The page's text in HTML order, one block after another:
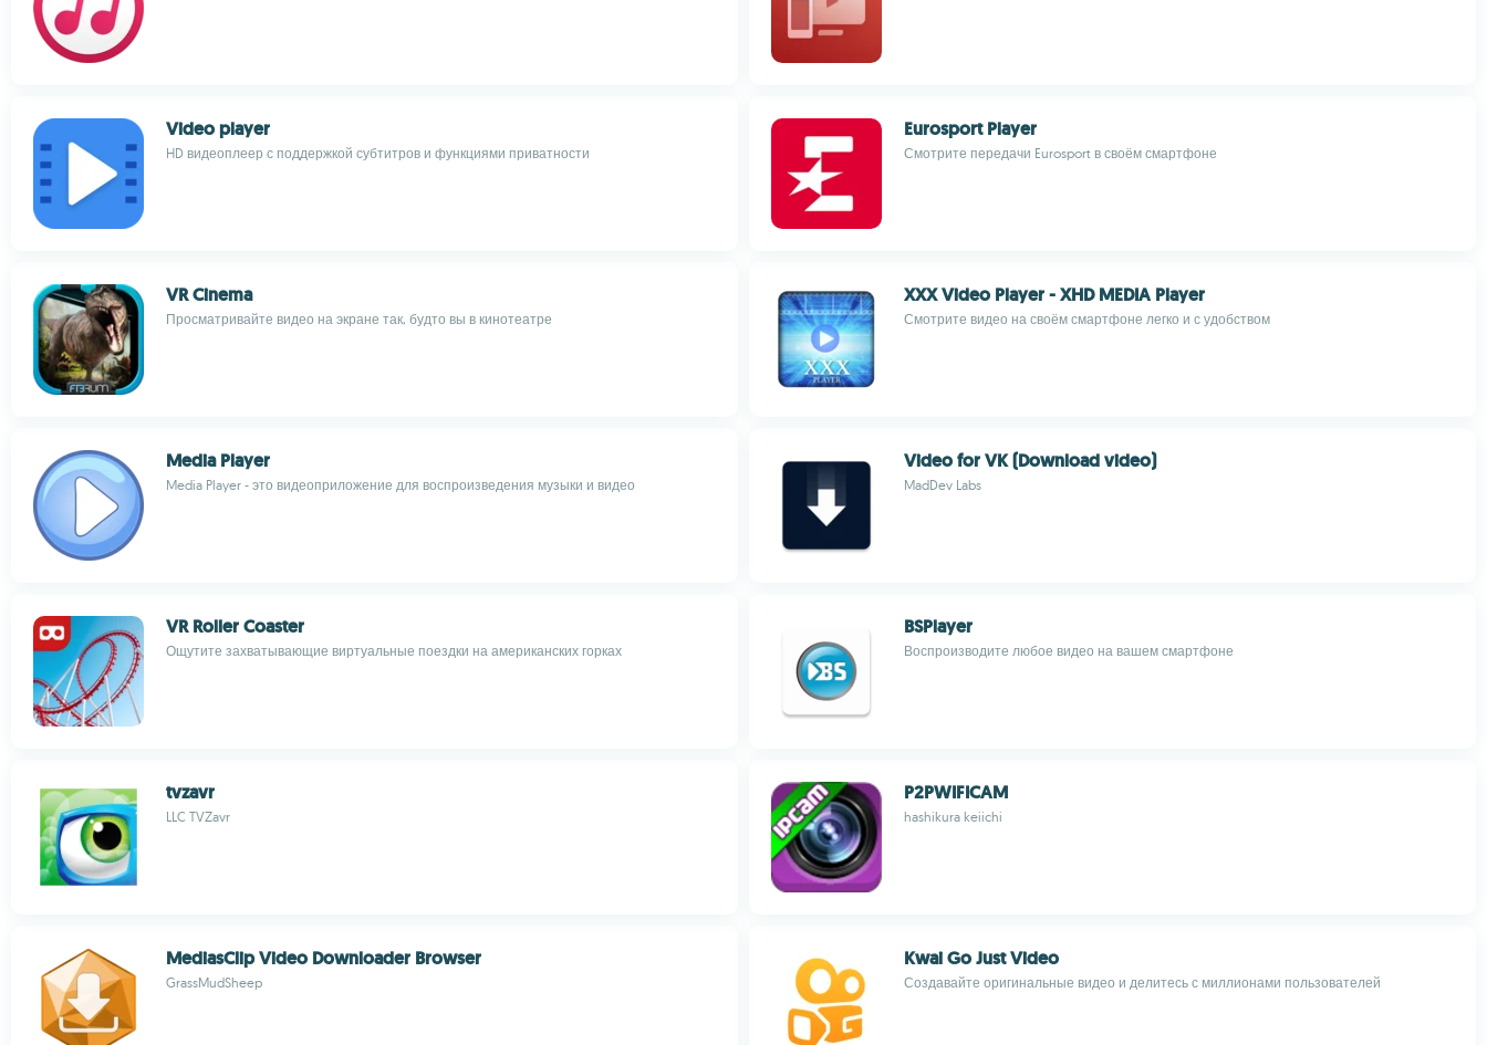
Video player
HD видеоплеер с поддержкой субтитров и функциями приватности
Eurosport Player
Смотрите передачи Eurosport в своём смартфоне
VR Cinema
Просматривайте видео на экране так, будто вы в кинотеатре
XXX Video Player - XHD MEDIA Player
Смотрите видео на своём смартфоне легко и с удобством
Media Player
Media Player - это видеоприложение для воспроизведения музыки и видео
Video for VK (Download video)
MadDev Labs
VR Roller Coaster
Ощутите захватывающие виртуальные поездки на американских горках
BSPlayer
Воспроизводите любое видео на вашем смартфоне
tvzavr
LLC TVZavr
P2PWIFICAM
hashikura keiichi
MediasClip Video Downloader Browser
GrassMudSheep
Kwai Go Just Video
Создавайте оригинальные видео и делитесь с миллионами пользователей